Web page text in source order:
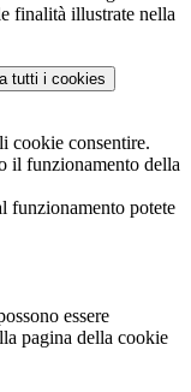
finalità illustrate nella
tutti i cookies
cookie consentire.
il funzionamento della
funzionamento potete
essere
pagina della cookie